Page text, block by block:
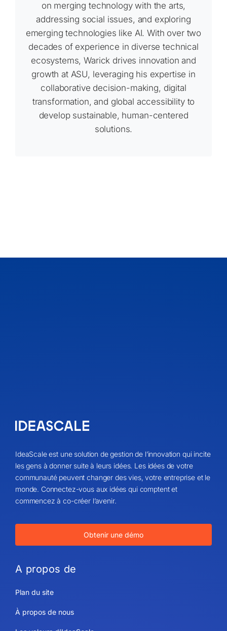
on merging technology with the arts,
addressing social issues, and exploring
emerging technologies like AI. With over two
decades of experience in diverse technical
ecosystems, Warick drives innovation and
growth at ASU, leveraging his expertise in
collaborative decision-making, digital
transformation, and global accessibility to
develop sustainable, human-centered
solutions.
IdeaScale est une solution de gestion de l’innovation qui incite
les gens à donner suite à leurs idées. Les idées de votre
communauté peuvent changer des vies, votre entreprise et le
monde. Connectez-vous aux idées qui comptent et
commencez à co-créer l’avenir.
Obtenir une démo
A propos de
Plan du site
À propos de nous